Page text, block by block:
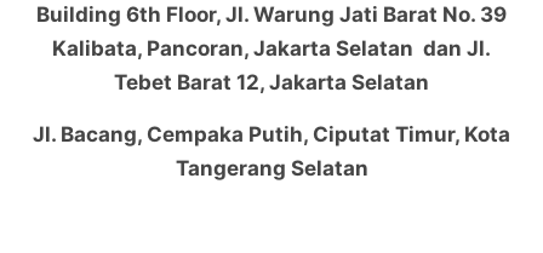
Building 6th Floor, Jl. Warung Jati Barat No. 39
Kalibata, Pancoran, Jakarta Selatan dan Jl.
Tebet Barat 12, Jakarta Selatan
Jl. Bacang, Cempaka Putih, Ciputat Timur, Kota
Tangerang Selatan